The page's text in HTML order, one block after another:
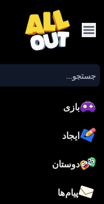
بازی
ایجاد
دوستان
پیام‌ها